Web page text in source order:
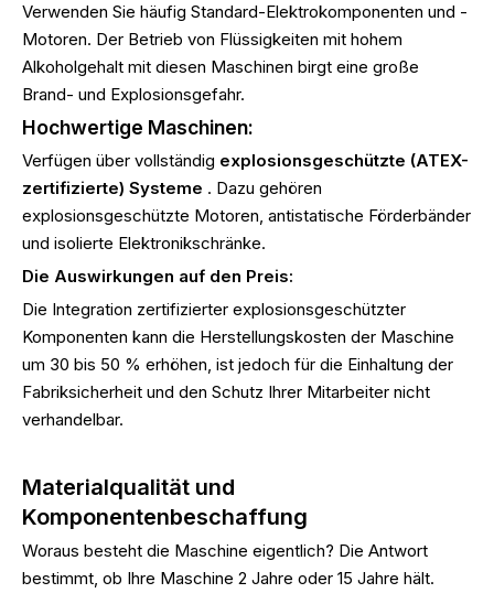
Verwenden Sie häufig Standard-Elektrokomponenten und -
Motoren. Der Betrieb von Flüssigkeiten mit hohem
Alkoholgehalt mit diesen Maschinen birgt eine große
Brand- und Explosionsgefahr.
Hochwertige Maschinen:
Verfügen über vollständig explosionsgeschützte (ATEX-
zertifizierte) Systeme . Dazu gehören
explosionsgeschützte Motoren, antistatische Förderbänder
und isolierte Elektronikschränke.
Die Auswirkungen auf den Preis:
Die Integration zertifizierter explosionsgeschützter
Komponenten kann die Herstellungskosten der Maschine
um 30 bis 50 % erhöhen, ist jedoch für die Einhaltung der
Fabriksicherheit und den Schutz Ihrer Mitarbeiter nicht
verhandelbar.
Materialqualität und
Komponentenbeschaffung
Woraus besteht die Maschine eigentlich? Die Antwort
bestimmt, ob Ihre Maschine 2 Jahre oder 15 Jahre hält.